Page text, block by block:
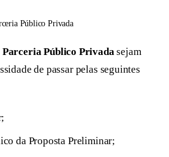
Público Privada
Parceria Público Privadasejam
de passar pelas seguintes
da Proposta Preliminar;